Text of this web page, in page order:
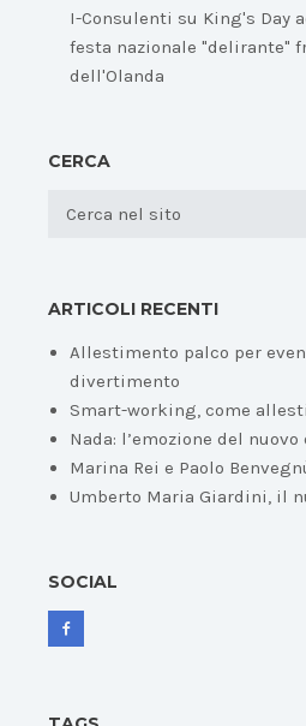
I-Consulenti su King's Day
festa nazionale "delirante"
dell'Olanda
CERCA
ARTICOLI RECENTI
Allestimento palco per
divertimento
Smart-working, come
Nada: l’emozione del nuovo
Marina Rei e Paolo
Umberto Maria Giardini, il
SOCIAL